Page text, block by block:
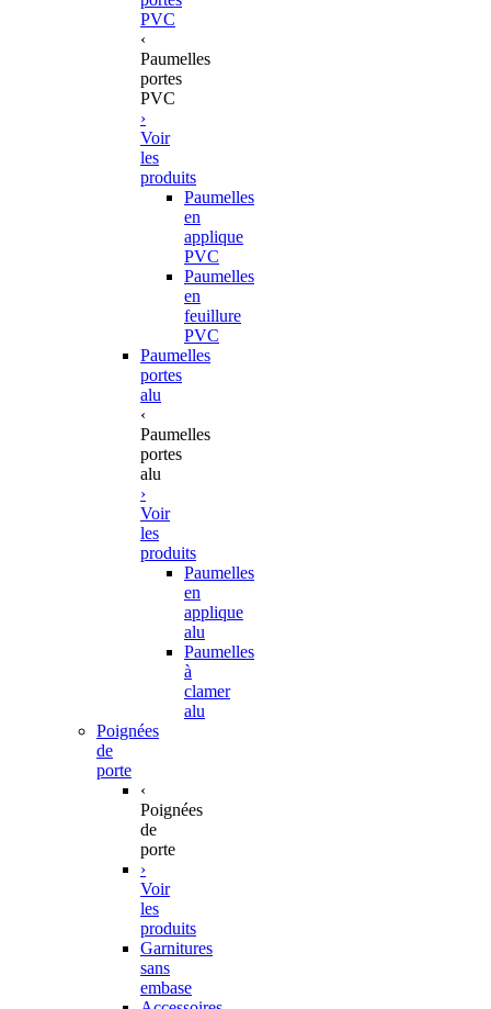
PVC
‹
Paumelles
portes
PVC
›
Voir
les
produits
Paumelles
en
applique
PVC
Paumelles
en
feuillure
PVC
Paumelles
portes
alu
‹
Paumelles
portes
alu
›
Voir
les
produits
Paumelles
en
applique
alu
Paumelles
à
clamer
alu
Poignées
de
porte
‹
Poignées
de
porte
›
Voir
les
produits
Garnitures
sans
embase